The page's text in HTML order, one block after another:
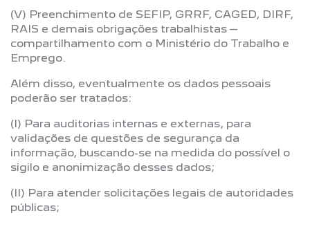
(V) Preenchimento de SEFIP, GRRF, CAGED, DIRF,
RAIS e demais obrigações trabalhistas –
compartilhamento com o Ministério do Trabalho e
Emprego.
Além disso, eventualmente os dados pessoais
poderão ser tratados:
(I) Para auditorias internas e externas, para
validações de questões de segurança da
informação, buscando-se na medida do possível o
sigilo e anonimização desses dados;
(II) Para atender solicitações legais de autoridades
públicas;